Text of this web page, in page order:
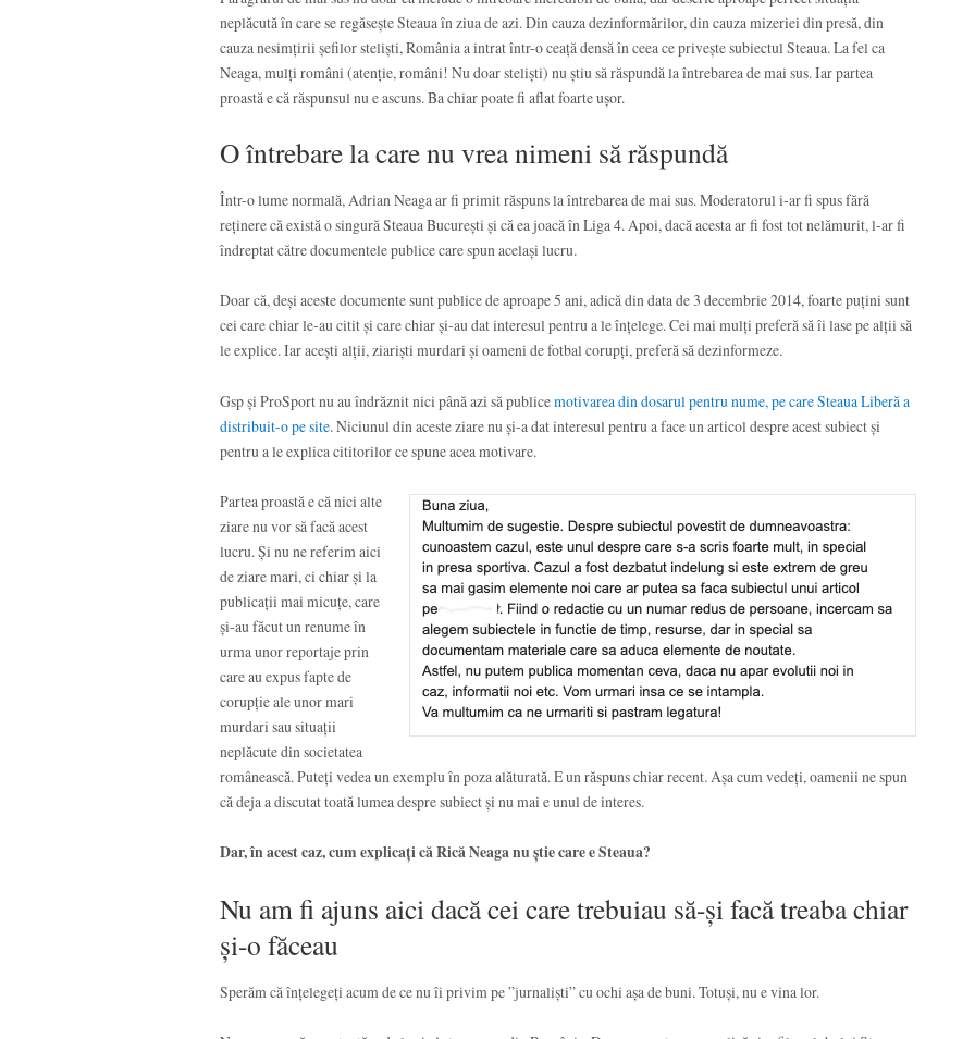
neplăcută în care se regăsește Steaua în ziua de azi. Din cauza dezinformărilor, din cauza mizeriei din presă, din
cauza nesimțirii șefilor steliști, România a intrat într-o ceață densă în ceea ce privește subiectul Steaua. La fel ca
Neaga, mulți români (atenție, români! Nu doar steliști) nu știu să răspundă la întrebarea de mai sus. Iar partea
proastă e că răspunsul nu e ascuns. Ba chiar poate fi aflat foarte ușor.
O întrebare la care nu vrea nimeni să răspundă
Într-o lume normală, Adrian Neaga ar fi primit răspuns la întrebarea de mai sus. Moderatorul i-ar fi spus fără
reținere că există o singură Steaua București și că ea joacă în Liga 4. Apoi, dacă acesta ar fi fost tot nelămurit, l-ar fi
îndreptat către documentele publice care spun același lucru.
Doar că, deși aceste documente sunt publice de aproape 5 ani, adică din data de 3 decembrie 2014, foarte puțini sunt
cei care chiar le-au citit și care chiar și-au dat interesul pentru a le înțelege. Cei mai mulți preferă să îi lase pe alții să
le explice. Iar acești alții, ziariști murdari și oameni de fotbal corupți, preferă să dezinformeze.
Gsp și ProSport nu au îndrăznit nici până azi să publicemotivarea din dosarul pentru nume, pe care Steaua Liberă a
distribuit-o pe site. Niciunul din aceste ziare nu și-a dat interesul pentru a face un articol despre acest subiect și
pentru a le explica cititorilor ce spune acea motivare.
Partea proastă e că nici alte
ziare nu vor să facă acest
lucru. Și nu ne referim aici
de ziare mari, ci chiar și la
publicații mai micuțe, care
și-au făcut un renume în
urma unor reportaje prin
care au expus fapte de
corupție ale unor mari
murdari sau situații
neplăcute din societatea
românească. Puteți vedea un exemplu în poza alăturată. E un răspuns chiar recent. Așa cum vedeți, oamenii ne spun
că deja a discutat toată lumea despre subiect și nu mai e unul de interes.
Dar, în acest caz, cum explicați că Rică Neaga nu știe care e Steaua?
Nu am fi ajuns aici dacă cei care trebuiau să-și facă treaba chiar
și-o făceau
Sperăm că înțelegeți acum de ce nu îi privim pe ”jurnaliști” cu ochi așa de buni. Totuși, nu e vina lor.